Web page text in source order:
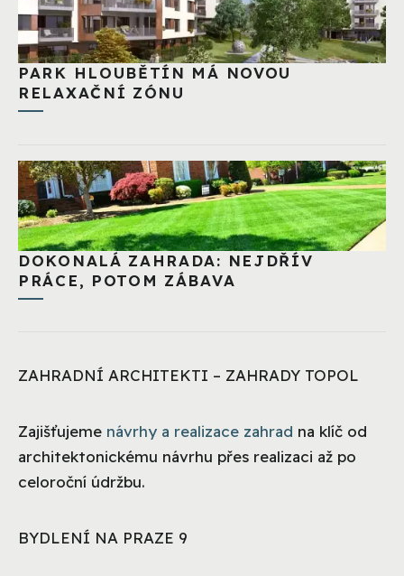
PARK HLOUBĚTÍN MÁ NOVOU
RELAXAČNÍ ZÓNU
DOKONALÁ ZAHRADA: NEJDŘÍV
PRÁCE, POTOM ZÁBAVA
ZAHRADNÍ ARCHITEKTI – ZAHRADY TOPOL
Zajišťujeme návrhy a realizace zahrad na klíč od
architektonickému návrhu přes realizaci až po
celoroční údržbu.
BYDLENÍ NA PRAZE 9